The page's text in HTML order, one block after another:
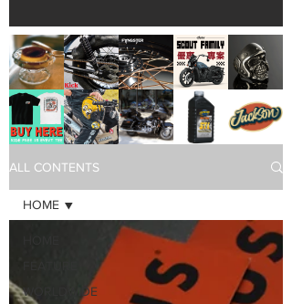
ALL CONTENTS
WORLDWIDE
HOME